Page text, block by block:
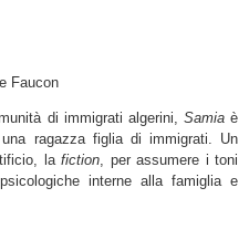
Faucon
di immigrati algerini, Samiaè
una ragazza figlia di immigrati. Un
lafiction , per assumere i toni
interne alla famiglia e